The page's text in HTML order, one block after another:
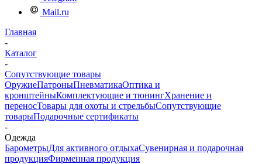
Mail.ru
Главная
-
Каталог
-
Сопутствующие товары
ОружиеПатроныПневматикаОптика и
кронштейныКомплектующие и тюнингХранение и
переносТовары для охоты и стрельбыСопутствующие
товарыПодарочные сертификаты
-
Одежда
БарометрыДля активного отдыхаСувенирная и подарочная
продукцияФирменная продукция